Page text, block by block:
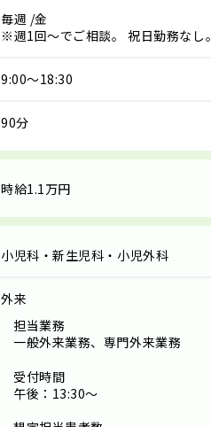
毎週 /金
※週1回～でご相談。 祝日勤務なし。
9:00～18:30
90分
時給1.1万円
小児科・新生児科・小児外科
外来
担当業務
一般外来業務、専門外来業務
受付時間
午後：13:30～